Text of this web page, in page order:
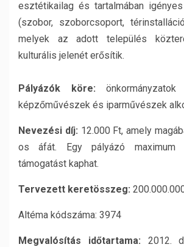
esztétikailag és tartalmában
(szobor, szoborcsoport,
melyek az adott település
kulturális jelenét erősítik.
Pályázók köre: önkormányzatok
képzőművészek és iparművészek
Nevezési díj: 12.000 Ft, amely
os áfát. Egy pályázó
támogatást kaphat.
Tervezett keretösszeg:
Altéma kódszáma: 3974
Megvalósítás időtartama: 2012.